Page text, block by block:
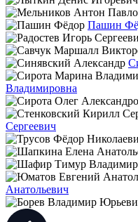
Пашин
Владимировна
Сергеевич
Анатольевич